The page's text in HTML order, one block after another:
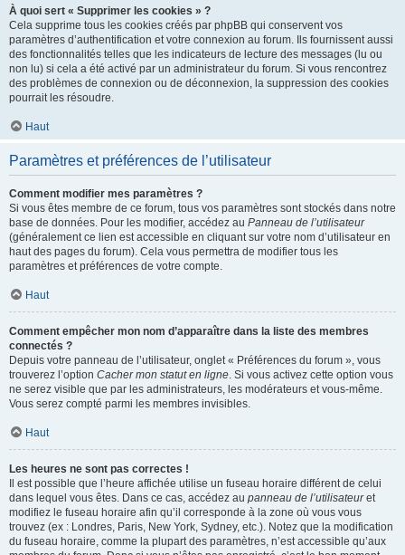
À quoi sert « Supprimer les cookies » ?
Cela supprime tous les cookies créés par phpBB qui conservent vos
paramètres d’authentification et votre connexion au forum. Ils fournissent aussi
des fonctionnalités telles que les indicateurs de lecture des messages (lu ou
non lu) si cela a été activé par un administrateur du forum. Si vous rencontrez
des problèmes de connexion ou de déconnexion, la suppression des cookies
pourrait les résoudre.
Haut
Paramètres et préférences de l’utilisateur
Comment modifier mes paramètres ?
Si vous êtes membre de ce forum, tous vos paramètres sont stockés dans notre
base de données. Pour les modifier, accédez au Panneau de l’utilisateur
(généralement ce lien est accessible en cliquant sur votre nom d’utilisateur en
haut des pages du forum). Cela vous permettra de modifier tous les
paramètres et préférences de votre compte.
Haut
Comment empêcher mon nom d’apparaître dans la liste des membres
connectés ?
Depuis votre panneau de l’utilisateur, onglet « Préférences du forum », vous
trouverez l’option Cacher mon statut en ligne. Si vous activez cette option vous
ne serez visible que par les administrateurs, les modérateurs et vous-même.
Vous serez compté parmi les membres invisibles.
Haut
Les heures ne sont pas correctes !
Il est possible que l’heure affichée utilise un fuseau horaire différent de celui
dans lequel vous êtes. Dans ce cas, accédez au panneau de l’utilisateuret
modifiez le fuseau horaire afin qu’il corresponde à la zone où vous vous
trouvez (ex : Londres, Paris, New York, Sydney, etc.). Notez que la modification
du fuseau horaire, comme la plupart des paramètres, n’est accessible qu’aux